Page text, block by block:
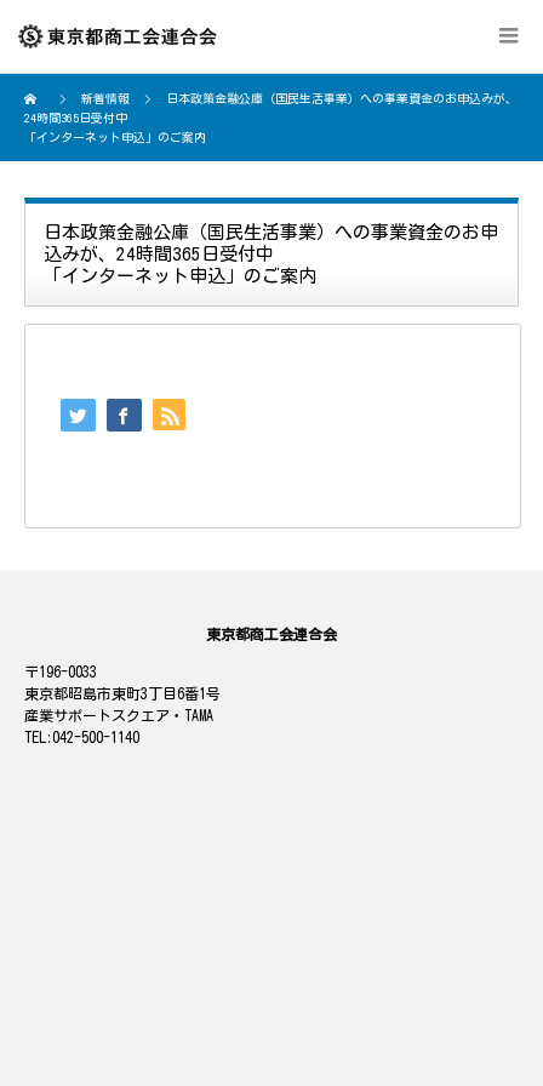
新着情報
日本政策金融公庫（国民生活事業）への事業資金のお申込みが、
24時間365日受付中
「インターネット申込」のご案内
日本政策金融公庫（国民生活事業）への事業資金のお申
込みが、24時間365日受付中
「インターネット申込」のご案内
東京都商工会連合会
196-0033
東京都昭島市東町3丁目6番1号
産業サポートスクエア・TAMA
042-500-1140